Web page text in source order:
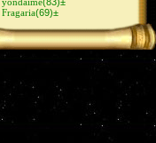
Fragaria(69)±